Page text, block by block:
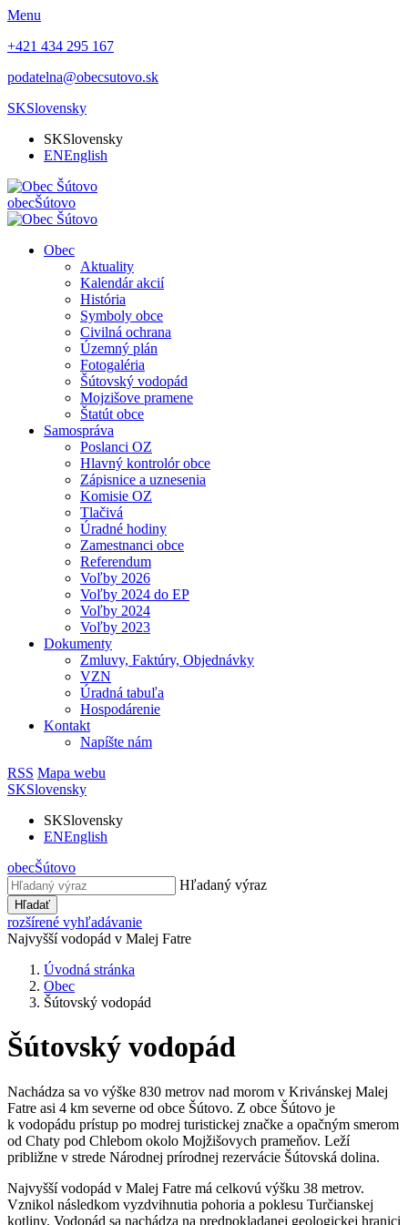
Menu
+421 434 295 167
podatelna@obecsutovo.sk
SKSlovensky
SKSlovensky
ENEnglish
obecŠútovo
Obec
Aktuality
Kalendár akcií
História
Symboly obce
Civilná ochrana
Územný plán
Fotogaléria
Šútovský vodopád
Mojzišove pramene
Štatút obce
Samospráva
Poslanci OZ
Hlavný kontrolór obce
Zápisnice a uznesenia
Komisie OZ
Tlačivá
Úradné hodiny
Zamestnanci obce
Referendum
Voľby 2026
Voľby 2024 do EP
Voľby 2024
Voľby 2023
Dokumenty
Zmluvy, Faktúry, Objednávky
VZN
Úradná tabuľa
Hospodárenie
Kontakt
Napíšte nám
RSS Mapa webu
SKSlovensky
SKSlovensky
ENEnglish
obecŠútovo
Hľadaný výraz
Hľadať
rozšírené vyhľadávanie
Najvyšší vodopád v Malej Fatre
Úvodná stránka
Obec
Šútovský vodopád
Šútovský vodopád
Nachádza sa vo výške 830 metrov nad morom v Krivánskej Malej
Fatre asi 4 km severne od obce Šútovo. Z obce Šútovo je
k vodopádu prístup po modrej turistickej značke a opačným smerom
od Chaty pod Chlebom okolo Mojžišovych prameňov. Leží
približne v strede Národnej prírodnej rezervácie Šútovská dolina.
Najvyšší vodopád v Malej Fatre má celkovú výšku 38 metrov.
Vznikol následkom vyzdvihnutia pohoria a poklesu Turčianskej
kotliny. Vodopád sa nachádza na predpokladanej geologickej hranici